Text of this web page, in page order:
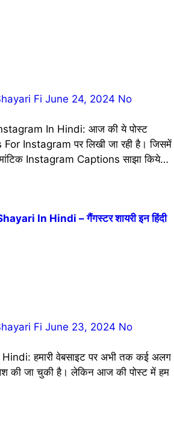
Fi June 24, 2024 No
Instagram पर लिखी जा रही है। जिसमें
Instagram Captions साझा किये…
In Hindi – गैंगस्टर शायरी इन हिंदी
Fi June 23, 2024 No
की जा चुकी है। लेकिन आज की पोस्ट में हम